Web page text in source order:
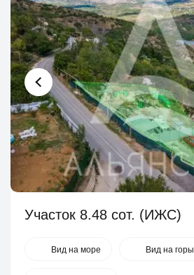
Участок 8.48 сот. (ИЖС)
Вид на море Вид на горы